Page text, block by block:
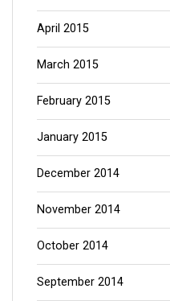
April 2015
March 2015
February 2015
January 2015
December 2014
November 2014
October 2014
September 2014